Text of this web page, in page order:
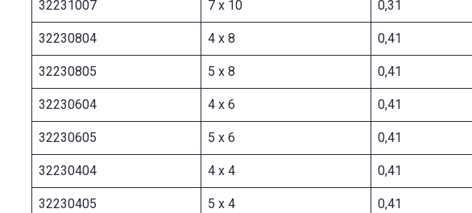
32231007 7 x 10 0,31
32230804 4 x 8 0,41
32230805 5 x 8 0,41
32230604 4 x 6 0,41
32230605 5 x 6 0,41
32230404 4 x 4 0,41
32230405 5 x 4 0,41